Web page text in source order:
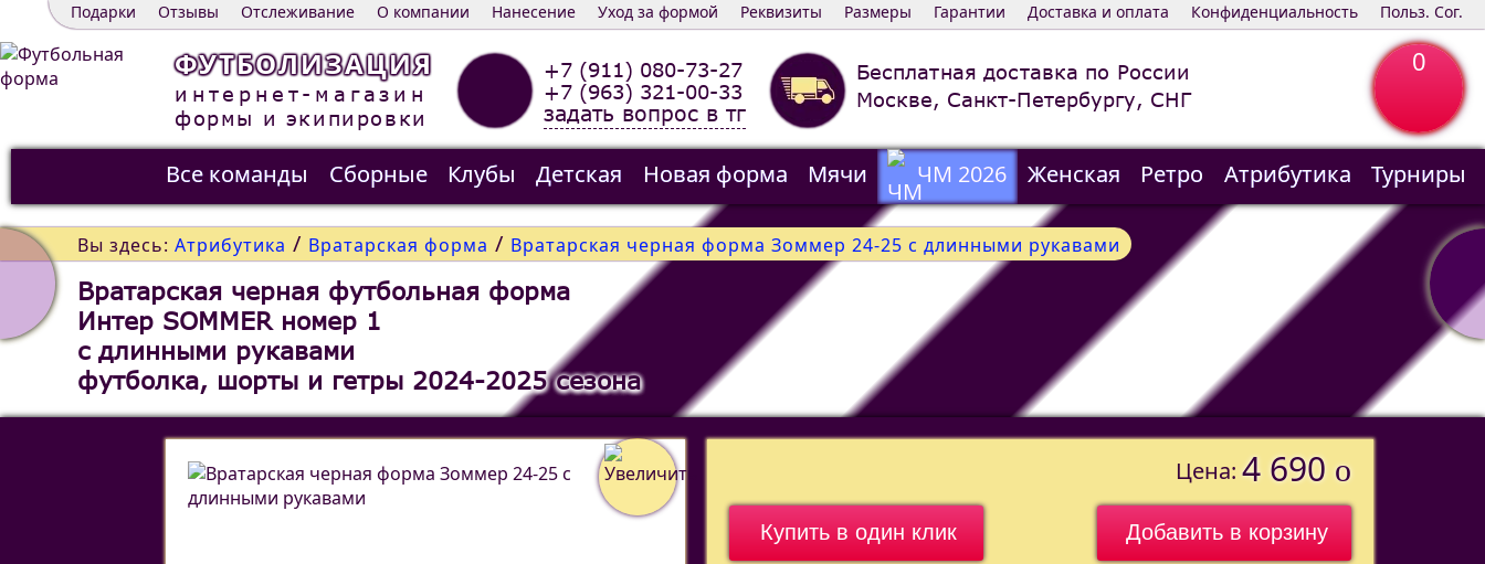
Польз. Сог.
Конфиденциальность
Доставка и оплата
Гарантии
Размеры
Реквизиты
Уход за формой
Нанесение
О компании
Отслеживание
Отзывы
Подарки
ФУТБОЛИЗАЦИЯ
интернет-магазин
формы и экипировки
+7 (911) 080-73-27
+7 (963) 321-00-33
задать вопрос в тг
Бесплатная доставка по России
Москве, Санкт-Петербургу, СНГ
Все команды Сборные Клубы Детская Новая форма Мячи ЧМ 2026 Женская Ретро Атрибутика
Турниры
Распродажа
Контакты
Вы здесь: Атрибутика / Вратарская форма / Вратарская черная форма Зоммер 24-25 c длинными рукавами
Вратарская черная футбольная форма
Интер SOMMER номер 1
c длинными рукавами
футболка, шорты и гетры 2024-2025 сезона
Цена: 4 690 o
Купить в один клик
0